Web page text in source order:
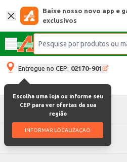
Baixe nosso novo app e
exclusivos
Entregue no CEP: 02170-901
Escolha uma loja ou informe seu
CEP para ver ofertas da sua
região
INFORMAR LOCALIZAÇÃO
Atendimento
Institucional